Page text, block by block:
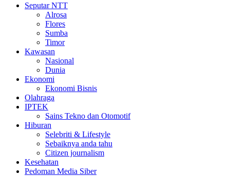
Seputar NTT
Alrosa
Flores
Sumba
Timor
Kawasan
Nasional
Dunia
Ekonomi
Ekonomi Bisnis
Olahraga
IPTEK
Sains Tekno dan Otomotif
Hiburan
Selebriti & Lifestyle
Sebaiknya anda tahu
Citizen journalism
Kesehatan
Pedoman Media Siber